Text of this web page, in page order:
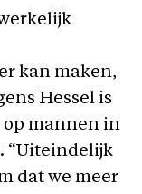
kan maken,
Hessel is
op mannen in
“Uiteindelijk
dat we meer